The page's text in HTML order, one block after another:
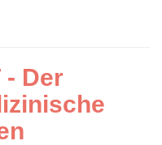
- Der